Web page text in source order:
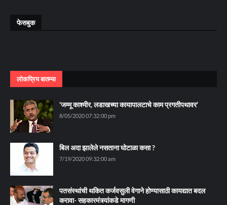
फेसबुक
लोकप्रिय बातम्या
‘जम्मू काश्मीर, लडाखच्या कायापालटाचे काम प्रगतीपथावर’
8/05/2020 07:32:00 pm
बिल अदा झालेले नसताना घोटाळा कसा ?
7/19/2020 09:32:00 am
पतसंस्थांची थकित कर्जवसुली वेगाने होण्यासाठी कायद्यात बदल
करावा- सहकारमंत्र्यांकडे मागणी